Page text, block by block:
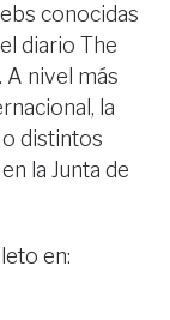
conocidas
diario The
A nivel más
la
o distintos
la Junta de
en: